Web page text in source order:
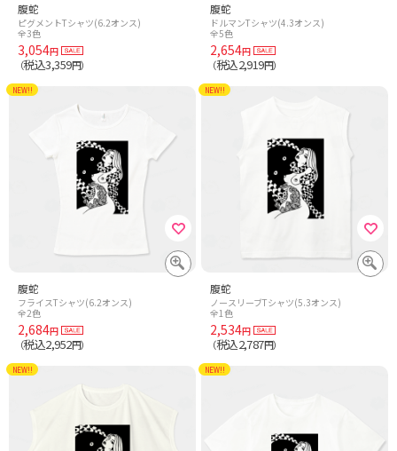
腹蛇
ピグメントTシャツ(6.2オンス)
全3色
3,054円
（税込3,359円）
腹蛇
ドルマンTシャツ(4.3オンス)
全5色
2,654円
（税込2,919円）
腹蛇
フライスTシャツ(6.2オンス)
全2色
2,684円
（税込2,952円）
NEW!!
腹蛇
ノースリーブTシャツ(5.3オンス)
全1色
2,534円
（税込2,787円）
NEW!!
NEW!! NEW!!